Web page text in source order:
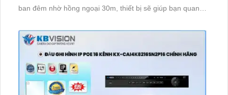
ban đêm nhờ hồng ngoại 30m, thiết bị sẽ giúp bạn quan